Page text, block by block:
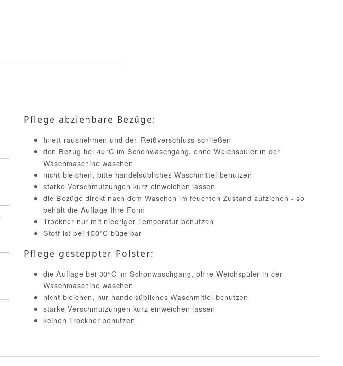
Pflege abziehbare Bezüge:
Inlett rausnehmen und den Reißverschluss schließen
den Bezug bei 40°C im Schonwaschgang, ohne Weichspüler in der
Waschmaschine waschen
nicht bleichen, bitte handelsübliches Waschmittel benutzen
starke Verschmutzungen kurz einweichen lassen
die Bezüge direkt nach dem Waschen im feuchten Zustand aufziehen - so
behält die Auflage Ihre Form
Trockner nur mit niedriger Temperatur benutzen
Stoff ist bei 150°C bügelbar
Pflege gesteppter Polster:
die Auflage bei 30°C im Schonwaschgang, ohne Weichspüler in der
Waschmaschine waschen
nicht bleichen, nur handelsübliches Waschmittel benutzen
starke Verschmutzungen kurz einweichen lassen
keinen Trockner benutzen